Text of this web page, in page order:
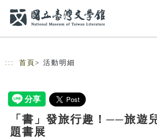
::: 首頁 > 活動明細
「書」發旅行趣！──旅遊
題書展